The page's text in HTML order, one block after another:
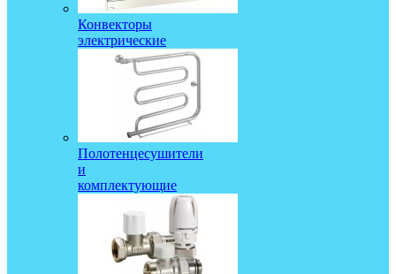
Конвекторы
электрические
Полотенцесушители
и
комплектующие